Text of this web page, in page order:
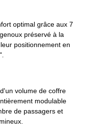
optimal grâce aux 7
préservé à la
positionnement en
volume de coffre
modulable
de passagers et